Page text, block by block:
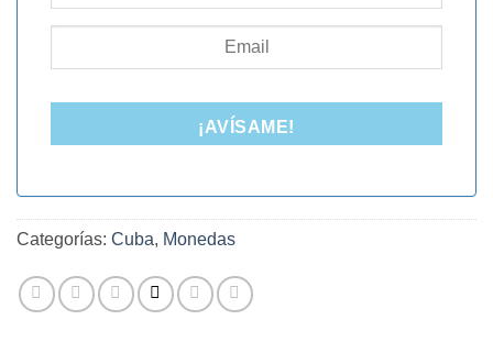
¡AVÍSAME!
Categorías: Cuba, Monedas